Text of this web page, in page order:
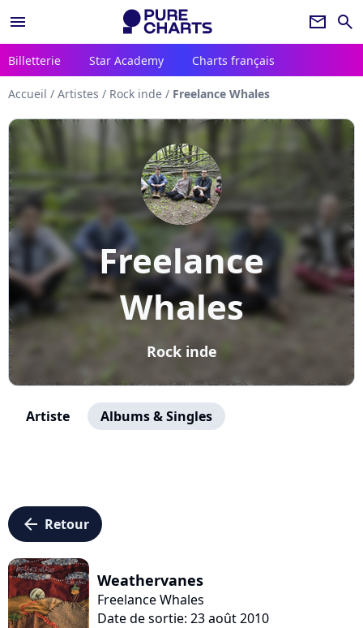
menu newsletter search
Billetterie Star Academy Charts français
Accueil / Artistes / Rock inde / Freelance Whales
Freelance
Whales
Rock inde
Artiste Albums & Singles
arrow_left Retour
Weathervanes
Freelance Whales
Date de sortie: 23 août 2010